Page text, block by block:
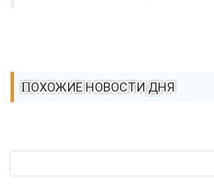
ПОХОЖИЕ НОВОСТИ ДНЯ